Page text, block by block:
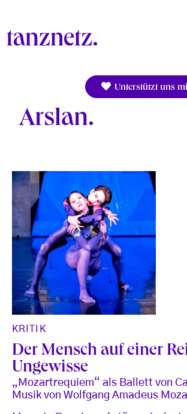
Unterstützt uns
Arslan
KRITIK
Der Mensch auf einer
Ungewisse
„Mozartrequiem“ als Ballett von
Musik von Wolfgang Amadeus